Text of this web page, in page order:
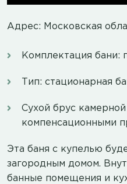
Адрес: Московская
Комплектация бани:
Тип: стационарная
Сухой брус
компенсационными
Эта баня с купелью
загородным домом.
банные помещения и